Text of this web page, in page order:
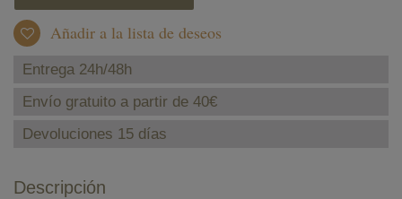
Añadir a la lista de deseos
Entrega 24h/48h
Envío gratuito a partir de 40€
Devoluciones 15 días
Descripción